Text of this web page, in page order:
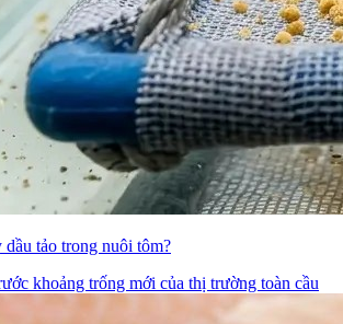
tảo trong nuôi tôm?
khoảng trống mới của thị trường toàn cầu